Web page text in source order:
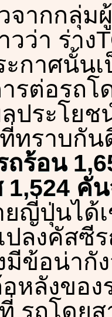
จากกลุ่ม
วว่า ร่าง
กาศนั้น
รต่อรถโ
ประโย
ทราบกั
ร้อน
1,524 คั
ญี่ปุ่นได้
ลงคัสซีร
มีข้อน่ากั
หลังของ
รถโดยส